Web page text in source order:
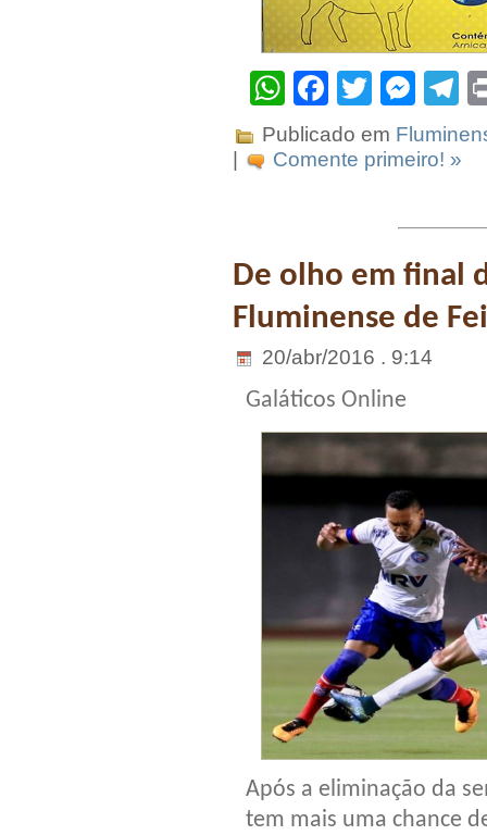
WhatsApp
Facebook
Twitter
Publicado em
|
Comente primeiro! »
De olho em final
Fluminense de
20/abr/2016 . 9:14
Galáticos Online
Após a eliminação da
tem mais uma chance